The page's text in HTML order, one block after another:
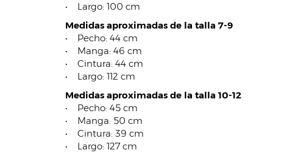
• Largo: 100 cm
Medidas aproximadas de la talla 7-9
• Pecho: 44 cm
• Manga: 46 cm
• Cintura: 44 cm
• Largo: 112 cm
Medidas aproximadas de la talla 10-12
• Pecho: 45 cm
• Manga: 50 cm
• Cintura: 39 cm
• Largo: 127 cm